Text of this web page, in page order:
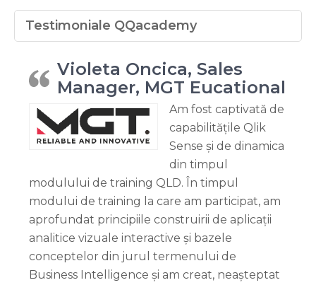
Testimoniale QQacademy
Violeta Oncica, Sales
Manager, MGT Eucational
Am fost captivată de
capabilitățile Qlik
Sense și de dinamica
din timpul
modulului de training QLD. În timpul
modului de training la care am participat, am
aprofundat principiile construirii de aplicații
analitice vizuale interactive și bazele
conceptelor din jurul termenului de
Business Intelligence și am creat, neașteptat